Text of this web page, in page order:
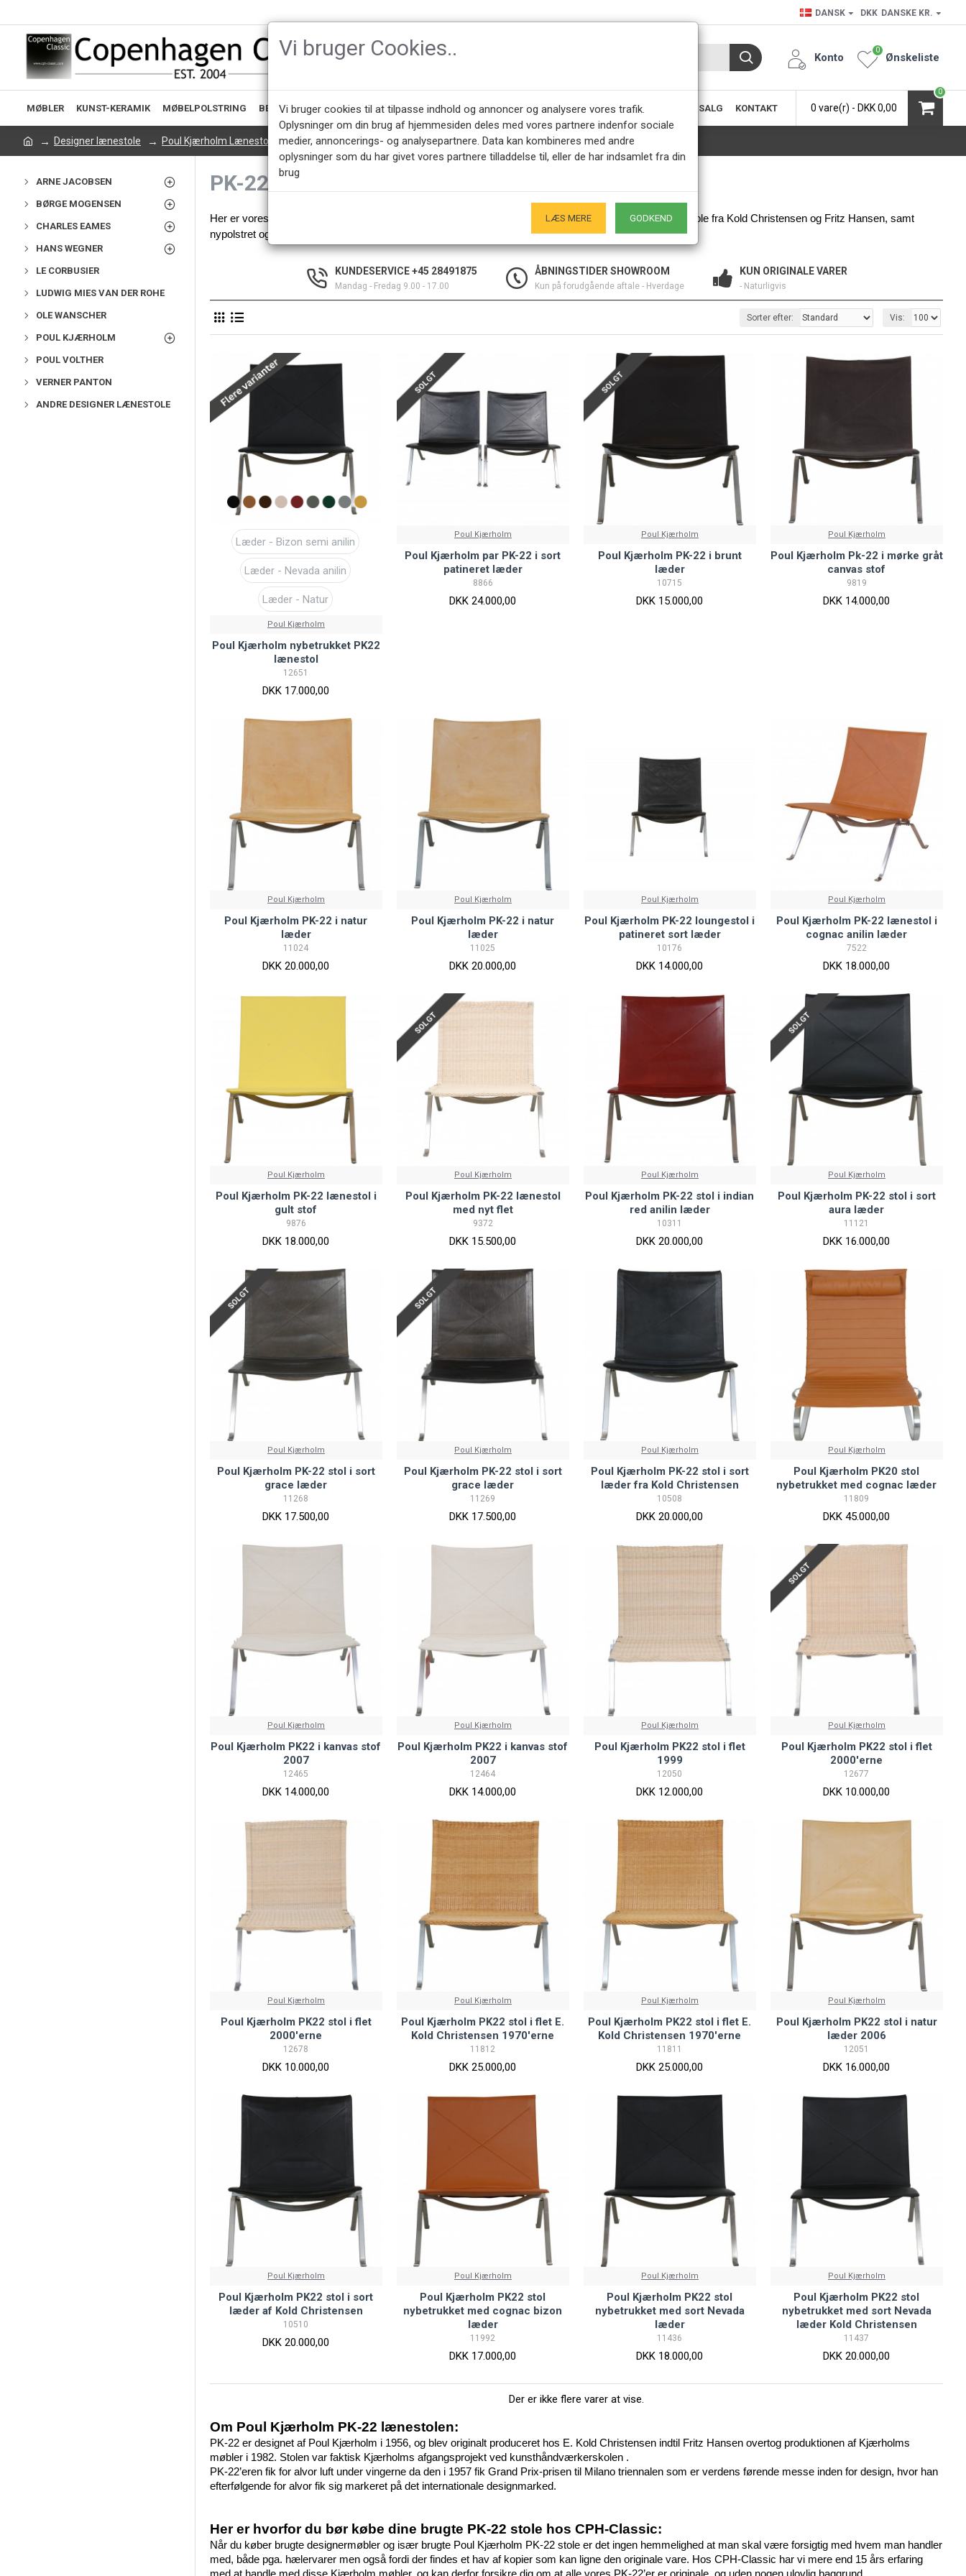
DANSK DKK DANSKE KR.
Konto Ønskeliste
0
MØBLER KUNST-KERAMIK MØBELPOLSTRING BELYSNING TILBEHØR DESIGNER NYHEDER OM CPH-CLASSIC KØB & SALG KONTAKT 0 vare(r) - DKK 0,00
0
Designer lænestole Poul Kjærholm Lænestole PK-22
ARNE JACOBSEN
BØRGE MOGENSEN
CHARLES EAMES
HANS WEGNER
LE CORBUSIER
LUDWIG MIES VAN DER ROHE
OLE WANSCHER
POUL KJÆRHOLM
POUL VOLTHER
VERNER PANTON
ANDRE DESIGNER LÆNESTOLE
PK-22
Her er vores udvalg af brugte PK-22 i forskellige varianter, både i flet og læder. Vi har både Pk-22 lænestole fra Kold Christensen og Fritz Hansen, samt
nypolstret og original polstret stole.
KUNDESERVICE +45 28491875
Mandag - Fredag 9.00 - 17.00
ÅBNINGSTIDER SHOWROOM
Kun på forudgående aftale - Hverdage
KUN ORIGINALE VARER
- Naturligvis
Sorter efter: Vis:
Læder - Bizon semi anilin
Læder - Nevada anilin
Læder - Natur
Poul Kjærholm
Poul Kjærholm nybetrukket PK22
lænestol
12651
DKK 17.000,00
SOLGT
Poul Kjærholm
Poul Kjærholm par PK-22 i sort
patineret læder
8866
DKK 24.000,00
SOLGT
Poul Kjærholm
Poul Kjærholm PK-22 i brunt
læder
10715
DKK 15.000,00
Poul Kjærholm
Poul Kjærholm Pk-22 i mørke gråt
canvas stof
9819
DKK 14.000,00
Poul Kjærholm
Poul Kjærholm PK-22 i natur
læder
11024
DKK 20.000,00
Poul Kjærholm
Poul Kjærholm PK-22 i natur
læder
11025
DKK 20.000,00
Poul Kjærholm
Poul Kjærholm PK-22 loungestol i
patineret sort læder
10176
DKK 14.000,00
Poul Kjærholm
Poul Kjærholm PK-22 lænestol i
cognac anilin læder
7522
DKK 18.000,00
Poul Kjærholm
Poul Kjærholm PK-22 lænestol i
gult stof
9876
DKK 18.000,00
SOLGT
Poul Kjærholm
Poul Kjærholm PK-22 lænestol
med nyt flet
9372
DKK 15.500,00
Poul Kjærholm
Poul Kjærholm PK-22 stol i indian
red anilin læder
10311
DKK 20.000,00
SOLGT
Poul Kjærholm
Poul Kjærholm PK-22 stol i sort
aura læder
11121
DKK 16.000,00
SOLGT
Poul Kjærholm
Poul Kjærholm PK-22 stol i sort
grace læder
11268
DKK 17.500,00
SOLGT
Poul Kjærholm
Poul Kjærholm PK-22 stol i sort
grace læder
11269
DKK 17.500,00
Poul Kjærholm
Poul Kjærholm PK-22 stol i sort
læder fra Kold Christensen
10508
DKK 20.000,00
Poul Kjærholm
Poul Kjærholm PK20 stol
nybetrukket med cognac læder
11809
DKK 45.000,00
Poul Kjærholm
Poul Kjærholm PK22 i kanvas stof
2007
12465
DKK 14.000,00
Poul Kjærholm
Poul Kjærholm PK22 i kanvas stof
2007
12464
DKK 14.000,00
Poul Kjærholm
Poul Kjærholm PK22 stol i flet
1999
12050
DKK 12.000,00
SOLGT
Poul Kjærholm
Poul Kjærholm PK22 stol i flet
2000'erne
12677
DKK 10.000,00
Poul Kjærholm
Poul Kjærholm PK22 stol i flet
2000'erne
12678
DKK 10.000,00
Poul Kjærholm
Poul Kjærholm PK22 stol i flet E.
Kold Christensen 1970'erne
11812
DKK 25.000,00
Poul Kjærholm
Poul Kjærholm PK22 stol i flet E.
Kold Christensen 1970'erne
11811
DKK 25.000,00
Poul Kjærholm
Poul Kjærholm PK22 stol i natur
læder 2006
12051
DKK 16.000,00
Poul Kjærholm
Poul Kjærholm PK22 stol i sort
læder af Kold Christensen
10510
DKK 20.000,00
Poul Kjærholm
Poul Kjærholm PK22 stol
nybetrukket med cognac bizon
læder
11992
DKK 17.000,00
Poul Kjærholm
Poul Kjærholm PK22 stol
nybetrukket med sort Nevada
læder
11436
DKK 18.000,00
Poul Kjærholm
Poul Kjærholm PK22 stol
nybetrukket med sort Nevada
læder Kold Christensen
11437
DKK 20.000,00
Der er ikke flere varer at vise.
Om Poul Kjærholm PK-22 lænestolen:
PK-22 er designet af Poul Kjærholm i 1956, og blev originalt produceret hos E. Kold Christensen indtil Fritz Hansen overtog produktionen af Kjærholms
møbler i 1982. Stolen var faktisk Kjærholms afgangsprojekt ved kunsthåndværkerskolen .
PK-22’eren fik for alvor luft under vingerne da den i 1957 fik Grand Prix-prisen til Milano triennalen som er verdens førende messe inden for design, hvor han
efterfølgende for alvor fik sig markeret på det internationale designmarked.
Her er hvorfor du bør købe dine brugte PK-22 stole hos CPH-Classic:
Når du køber brugte designermøbler og især brugte Poul Kjærholm PK-22 stole er det ingen hemmelighed at man skal være forsigtig med hvem man handler
med, både pga. hælervarer men også fordi der findes et hav af kopier som kan ligne den originale vare. Hos CPH-Classic har vi mere end 15 års erfaring
Vi bruger Cookies..
Vi bruger cookies til at tilpasse indhold og annoncer og analysere vores trafik.
Oplysninger om din brug af hjemmesiden deles med vores partnere indenfor sociale
medier, annoncerings- og analysepartnere. Data kan kombineres med andre
oplysninger som du har givet vores partnere tilladdelse til, eller de har indsamlet fra din
brug
LÆS MERE GODKEND